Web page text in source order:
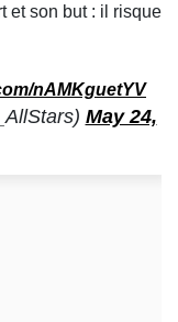
et son but : il risque
nAMKguetYV
May 24,